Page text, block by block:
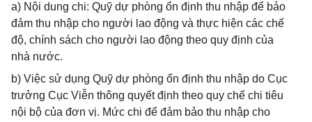
a) Nội dung chi: Quỹ dự phòng ổn định thu nhập để bảo
đảm thu nhập cho người lao động và thực hiện các chế
độ, chính sách cho người lao động theo quy định của
nhà nước.
b) Việc sử dụng Quỹ dự phòng ổn định thu nhập do Cục
trưởng Cục Viễn thông quyết định theo quy chế chi tiêu
nội bộ của đơn vị. Mức chi để đảm bảo thu nhập cho